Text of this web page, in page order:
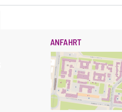
ANFAHRT